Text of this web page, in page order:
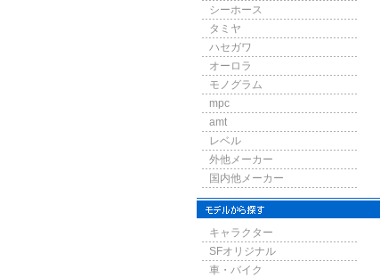
シーホース
タミヤ
ハセガワ
オーロラ
モノグラム
mpc
amt
レベル
外他メーカー
国内他メーカー
キャラクター
SFオリジナル
車・バイク